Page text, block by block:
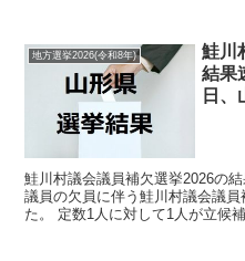
地方選挙2026(令和8年)
鮭川
結果
日、
鮭川村議会議員補欠選挙2026の
議員の欠員に伴う鮭川村議会議
た。 定数1人に対して1人が立候